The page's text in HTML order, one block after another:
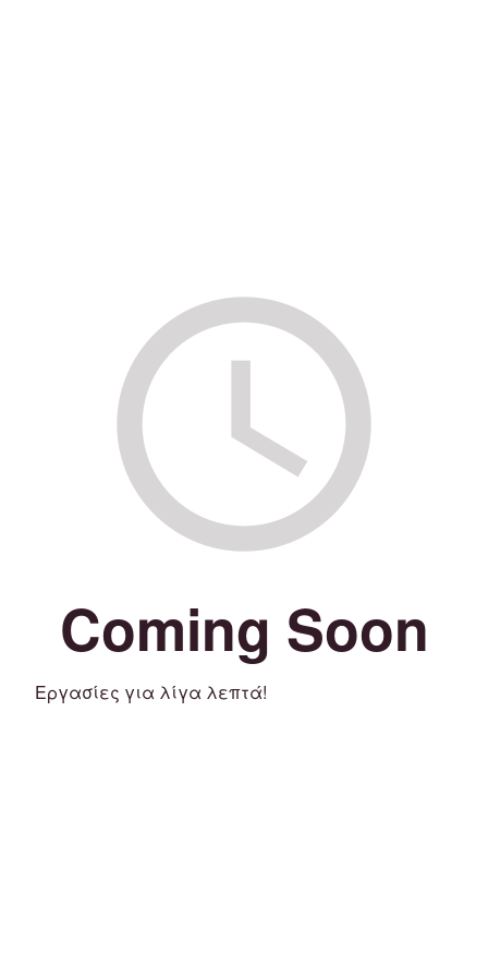
Coming Soon
Εργασίες για λίγα λεπτά!